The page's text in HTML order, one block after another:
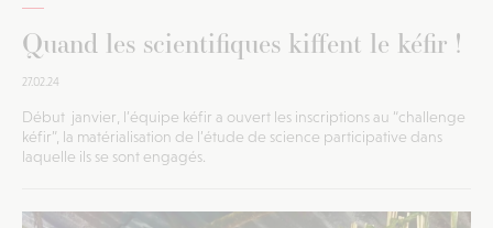
Quand les scientifiques kiffent le kéfir !
27.02.24
Début janvier, l’équipe kéfir a ouvert les inscriptions au “challenge
kéfir”, la matérialisation de l’étude de science participative dans
laquelle ils se sont engagés.